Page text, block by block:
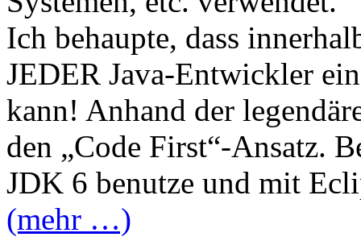
Ich behaupte, dass
JEDER Java-Entwickler
kann! Anhand der
den „Code First“-Ansatz.
JDK 6 benutze und mit
(mehr …)